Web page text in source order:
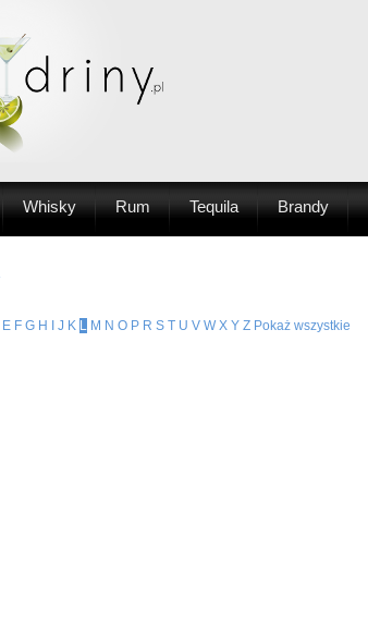
Whisky Rum Tequila Brandy
E F G H J K L M N O P R S T U V W X Y Z Pokaż wszystkie